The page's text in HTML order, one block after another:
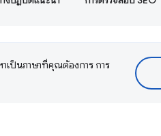
เป็นภาษาที่คุณต้องการ การ